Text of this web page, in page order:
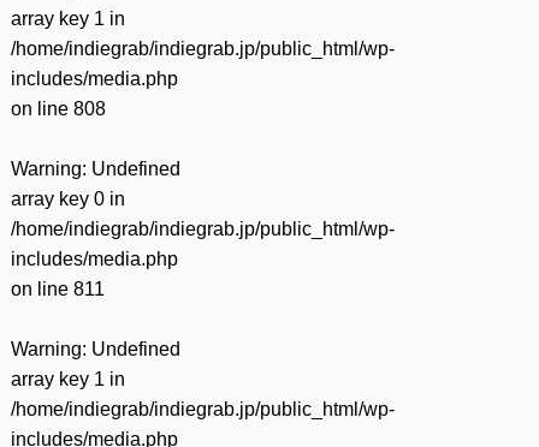
array key 1 in
/home/indiegrab/indiegrab.jp/public_html/wp-
includes/media.php
on line 808
Warning: Undefined
array key 0 in
/home/indiegrab/indiegrab.jp/public_html/wp-
includes/media.php
on line 811
Warning: Undefined
array key 1 in
/home/indiegrab/indiegrab.jp/public_html/wp-
includes/media.php